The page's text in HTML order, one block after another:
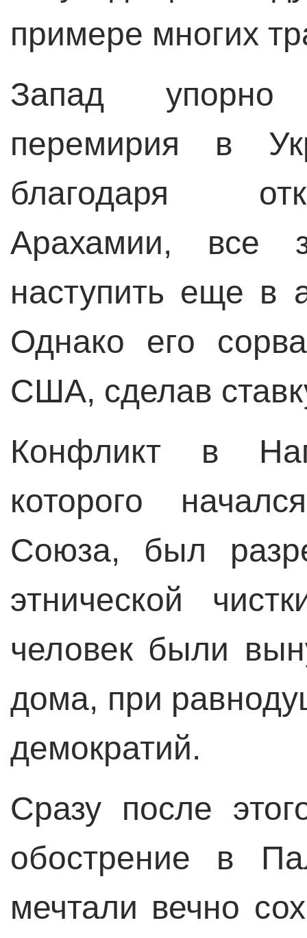
примере многих
Запад упорно
перемирия в
благодаря
Арахамии, все
наступить еще в
Однако его
США, сделав
Конфликт в
которого
Союза, был
этнической
человек были
дома, при
демократий.
Сразу после
обострение в
мечтали вечно